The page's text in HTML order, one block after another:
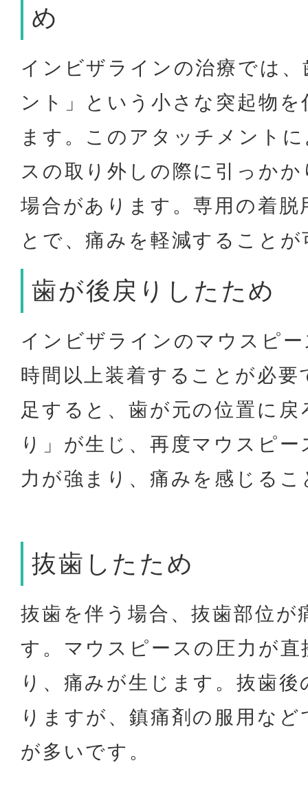
め
インビザラインの治療では
ント」という小さな突起物
ます。このアタッチメント
スの取り外しの際に引っか
場合があります。専用の着
とで、痛みを軽減すること
歯が後戻りしたため
インビザラインのマウスピ
時間以上装着することが必要
足すると、歯が元の位置に
り」が生じ、再度マウスピ
力が強まり、痛みを感じる
抜歯したため
抜歯を伴う場合、抜歯部位
す。マウスピースの圧力が
り、痛みが生じます。抜歯
りますが、鎮痛剤の服用な
が多いです。